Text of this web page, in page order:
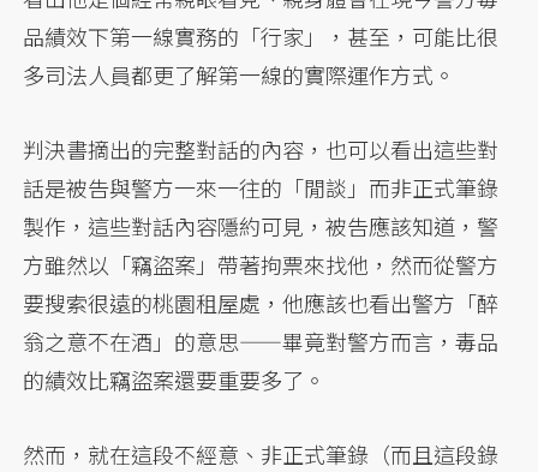
品績效下第一線實務的「行家」，甚至，可能比很
多司法人員都更了解第一線的實際運作方式。
判決書摘出的完整對話的內容，也可以看出這些對
話是被告與警方一來一往的「閒談」而非正式筆錄
製作，這些對話內容隱約可見，被告應該知道，警
方雖然以「竊盜案」帶著拘票來找他，然而從警方
要搜索很遠的桃園租屋處，他應該也看出警方「醉
翁之意不在酒」的意思——畢竟對警方而言，毒品
的績效比竊盜案還要重要多了。
然而，就在這段不經意、非正式筆錄（而且這段錄